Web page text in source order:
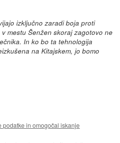
izključno zaradi boja proti
mestu Šenžen skoraj zagotovo ne
In ko bo ta tehnologija
na Kitajskem, jo bomo
podatke in omogočal iskanje